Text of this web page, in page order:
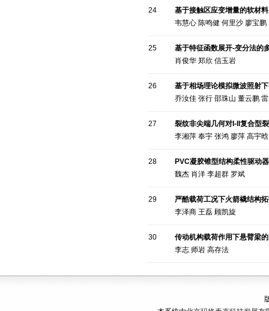
24
基于接触区应变增量的软材
韦慧心 陈鸣健 何里沙 廖宝鹏
25
基于特征函数展开-变分法的
肖俊华 郑欣 信玉岩
26
基于相场理论模拟微波照射
乔汝佳 张行 邵珠山 董云鹏
27
裂纹非尖端几何对I-II复合型
李湘萍 奉宇 张鸿 廖萍 高宇
28
PVC凝胶锥型结构柔性驱动
魏杰 肖洋 李超群 罗斌
29
严酷载荷工况下火箭橇结构
李泽商 王磊 顾凯旋
30
传动机构载荷作用下悬臂梁
李志 师岩 高存法